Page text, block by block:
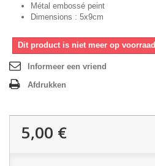
Métal embossé peint
Dimensions : 5x9cm
Dit product is niet meer op voorraad
Informeer een vriend
Afdrukken
5,00 €